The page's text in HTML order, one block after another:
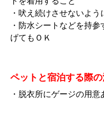
・吠え続けさせないよう
・防水シートなどを持
げてもＯＫ
ペットと宿泊する際
・脱衣所にゲージの用意